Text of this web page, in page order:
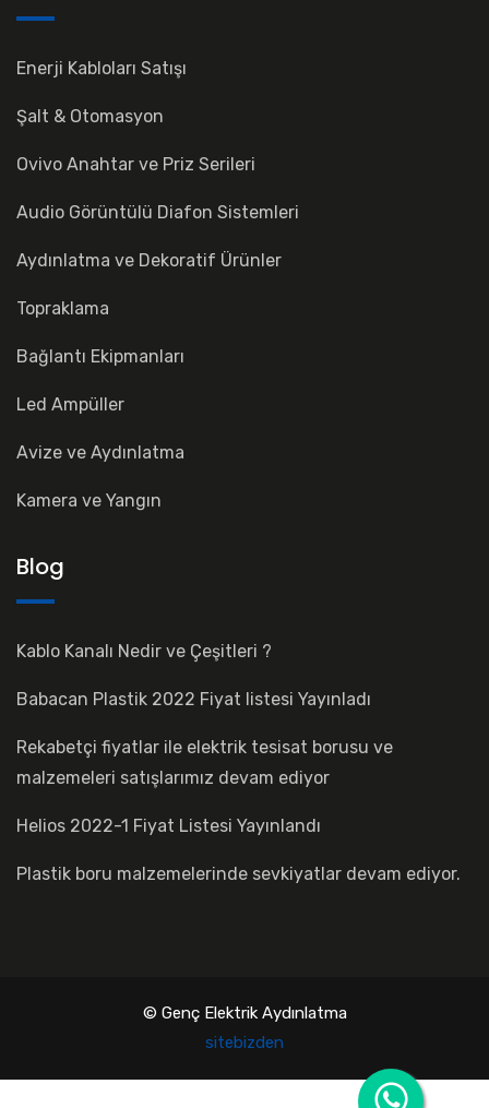
Enerji Kabloları Satışı
Şalt & Otomasyon
Ovivo Anahtar ve Priz Serileri
Audio Görüntülü Diafon Sistemleri
Aydınlatma ve Dekoratif Ürünler
Topraklama
Bağlantı Ekipmanları
Led Ampüller
Avize ve Aydınlatma
Kamera ve Yangın
Blog
Kablo Kanalı Nedir ve Çeşitleri ?
Babacan Plastik 2022 Fiyat listesi Yayınladı
Rekabetçi fiyatlar ile elektrik tesisat borusu ve
malzemeleri satışlarımız devam ediyor
Helios 2022-1 Fiyat Listesi Yayınlandı
Plastik boru malzemelerinde sevkiyatlar devam ediyor.
© Genç Elektrik Aydınlatma
sitebizden